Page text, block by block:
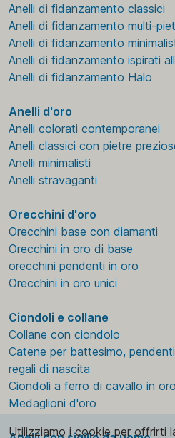
Anelli di fidanzamento classici
Anelli di fidanzamento multi-
Anelli di fidanzamento
Anelli di fidanzamento ispirati
Anelli di fidanzamento Halo
Anelli d'oro
Anelli colorati contemporanei
Anelli classici con pietre
Anelli minimalisti
Anelli stravaganti
Orecchini d'oro
Orecchini base con diamanti
Orecchini in oro di base
orecchini pendenti in oro
Orecchini in oro unici
Ciondoli e collane
Collane con ciondolo
Catene per battesimo,
regali di nascita
Ciondoli a ferro di cavallo in oro
Medaglioni d'oro
Utilizziamo i cookie per offrirti